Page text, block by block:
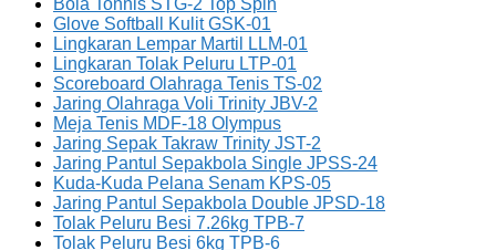
Glove Softball Kulit GSK-01
Lingkaran Lempar Martil LLM-01
Lingkaran Tolak Peluru LTP-01
Scoreboard Olahraga Tenis TS-02
Jaring Olahraga Voli Trinity JBV-2
Meja Tenis MDF-18 Olympus
Jaring Sepak Takraw Trinity JST-2
Jaring Pantul Sepakbola Single JPSS-24
Kuda-Kuda Pelana Senam KPS-05
Jaring Pantul Sepakbola Double JPSD-18
Tolak Peluru Besi 7.26kg TPB-7
Tolak Peluru Besi 6kg TPB-6